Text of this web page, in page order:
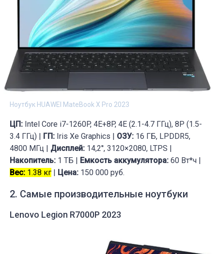
Ноутбук HUAWEI MateBook X Pro 2023
ЦП: Intel Core i7-1260P, 4E+8P, 4E (2.1-4.7 ГГц), 8P (1.5-
3.4 ГГц) |
ГП: Iris Xe Graphics | ОЗУ: 16 ГБ, LPDDR5,
4800 МГц | Дисплей: 14,2'', 3120×2080, LTPS |
Накопитель: 1 ТБ | Емкость аккумулятора: 60 Вт*ч |
Вес: 1.38 кг Цена: 150 000 руб.
2. Cамые производительные ноутбуки
Lenovo Legion R7000P 2023